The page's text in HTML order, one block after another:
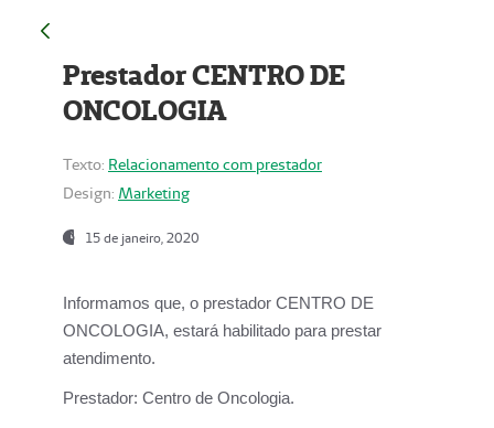
Prestador CENTRO DE
ONCOLOGIA
Texto: Relacionamento com prestador
Design: Marketing
15 de janeiro, 2020
Informamos que, o prestador CENTRO DE
ONCOLOGIA, estará habilitado para prestar
atendimento.
Prestador: Centro de Oncologia.